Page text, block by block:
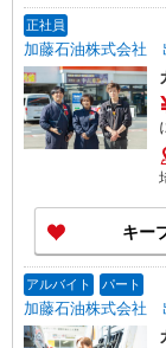
正社員
加藤石油株式会社
キー
アルバイト パート
加藤石油株式会社